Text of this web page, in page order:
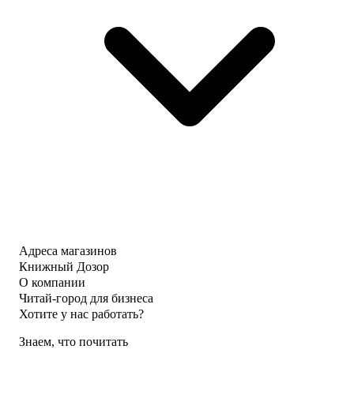
Адреса магазинов
Книжный Дозор
О компании
Читай-город для бизнеса
Хотите у нас работать?
Знаем, что почитать